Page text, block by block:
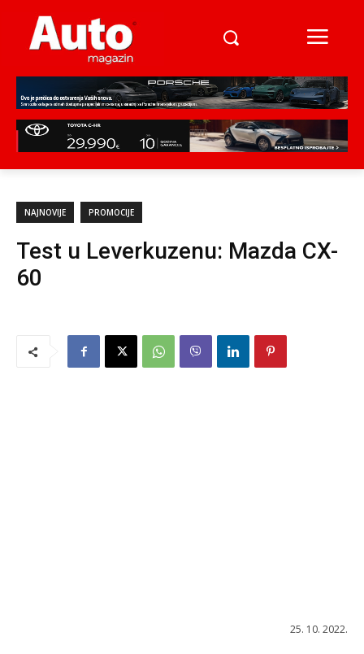
NAJNOVIJE PROMOCIJE
Test u Leverkuzenu: Mazda CX-
60
25. 10. 2022.